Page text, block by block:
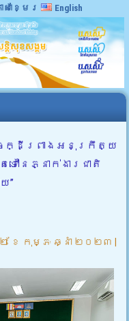
សាខ្មែរ English
ក្ដីព្រាងអនុក្រឹត្យ
នៃភ្នាក់ងារជាតិ
”
ែ កុម្ភៈ ឆ្នាំ ២០២៣